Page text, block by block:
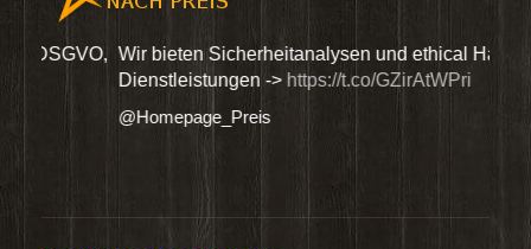
Wir bieten Sicherheitanalysen und ethical Hacking-
Dienstleistungen ->https://t.co/GZirAtWPri
@Homepage_Preis